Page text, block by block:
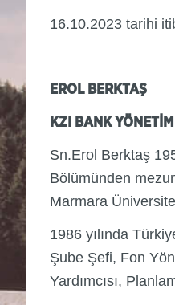
16.10.2023 tarihi
EROL BERKTAŞ
KZI BANK
Sn.Erol Berktaş
Bölümünden
Marmara
1986 yılında
Şube Şefi, Fon
Yardımcısı,